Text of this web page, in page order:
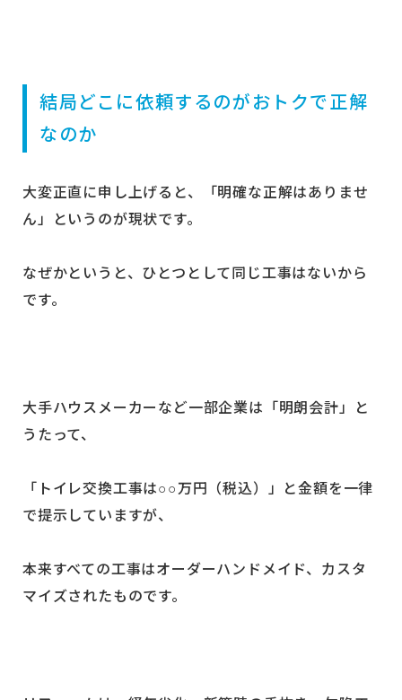
結局どこに依頼するのがおトクで正解
なのか
大変正直に申し上げると、「明確な正解はありませ
ん」というのが現状です。
なぜかというと、ひとつとして同じ工事はないから
です。
大手ハウスメーカーなど一部企業は「明朗会計」と
うたって、
「トイレ交換工事は○○万円（税込）」と金額を一律
で提示していますが、
本来すべての工事はオーダーハンドメイド、カスタ
マイズされたものです。